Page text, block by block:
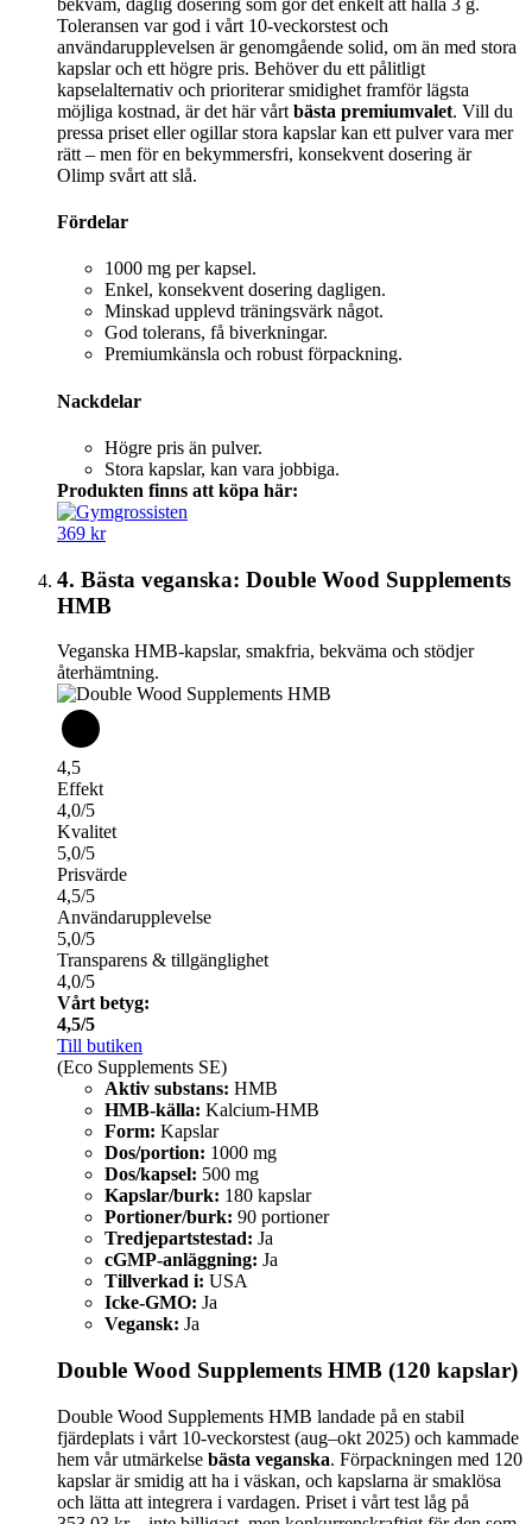
Toleransen var god i vårt 10‑veckorstest och
användarupplevelsen är genomgående solid, om än med stora
kapslar och ett högre pris. Behöver du ett pålitligt
kapselalternativ och prioriterar smidighet framför lägsta
möjliga kostnad, är det här vårt bästa premiumvalet. Vill du
pressa priset eller ogillar stora kapslar kan ett pulver vara mer
rätt – men för en bekymmersfri, konsekvent dosering är
Olimp svårt att slå.
Fördelar
1000 mg per kapsel.
Enkel, konsekvent dosering dagligen.
Minskad upplevd träningsvärk något.
God tolerans, få biverkningar.
Premiumkänsla och robust förpackning.
Nackdelar
Högre pris än pulver.
Stora kapslar, kan vara jobbiga.
Produkten finns att köpa här:
369 kr
4. Bästa veganska: Double Wood Supplements
HMB
Veganska HMB-kapslar, smakfria, bekväma och stödjer
återhämtning.
4,5
Effekt
4,0/5
Kvalitet
5,0/5
Prisvärde
4,5/5
Användarupplevelse
5,0/5
Transparens & tillgänglighet
4,0/5
Vårt betyg:
4,5/5
Till butiken
(Eco Supplements SE)
Aktiv substans: HMB
HMB-källa: Kalcium-HMB
Form: Kapslar
Dos/portion: 1000 mg
Dos/kapsel: 500 mg
Kapslar/burk: 180 kapslar
Portioner/burk: 90 portioner
Tredjepartstestad: Ja
cGMP-anläggning: Ja
Tillverkad i: USA
Icke-GMO: Ja
Vegansk: Ja
Double Wood Supplements HMB (120 kapslar)
Double Wood Supplements HMB landade på en stabil
fjärdeplats i vårt 10-veckorstest (aug–okt 2025) och kammade
hem vår utmärkelse bästa veganska. Förpackningen med 120
kapslar är smidig att ha i väskan, och kapslarna är smaklösa
och lätta att integrera i vardagen. Priset i vårt test låg på